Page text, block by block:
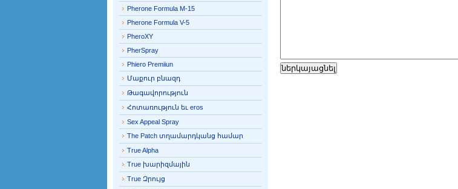
Pherone Formula M-15
Pherone Formula V-5
PheroXY
PherSpray
Phiero Premiiun
Մաքուր բնազդ
Թագավորություն
Հոտառություն եւ eros
Sex Appeal Spray
The Patch տղամարդկանց համար
True Alpha
True խարիզմային
True Զրույց